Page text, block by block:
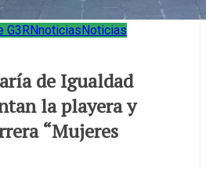
G3RNnoticias Noticias
de Igualdad
la playera y
“Mujeres